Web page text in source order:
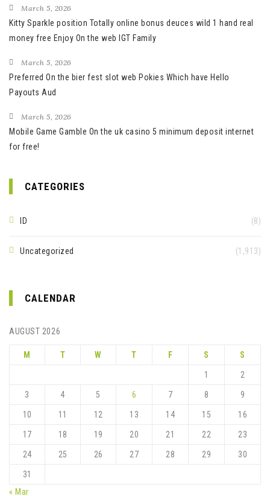
March 5, 2026
Kitty Sparkle position Totally online bonus deuces wild 1 hand real
money free Enjoy On the web IGT Family
March 5, 2026
Preferred On the bier fest slot web Pokies Which have Hello
Payouts Aud
March 5, 2026
Mobile Game Gamble On the uk casino 5 minimum deposit internet
for free!
CATEGORIES
ID (8)
Uncategorized (1,913)
CALENDAR
AUGUST 2026
M T W T F S S
1 2
3 4 5 6 7 8 9
10 11 12 13 14 15 16
17 18 19 20 21 22 23
24 25 26 27 28 29 30
31
« Mar